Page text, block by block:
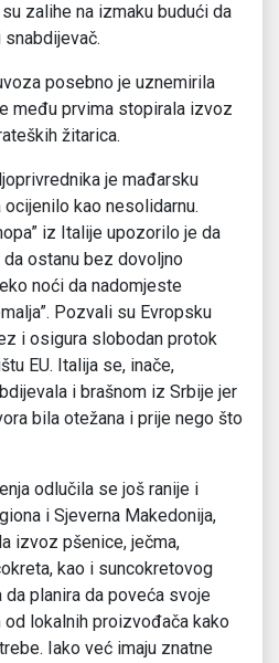
zalihe na izmaku budući da
snabdijevač.
posebno je uznemirila
među prvima stopirala izvoz
žitarica.
je mađarsku
kao nesolidarnu.
iz Italije upozorilo je da
ostanu bez dovoljno
noći da nadomjeste
Pozvali su Evropsku
i osigura slobodan protok
EU. Italija se, inače,
i brašnom iz Srbije jer
bila otežana i prije nego što
odlučila se još ranije i
i Sjeverna Makedonija,
izvoz pšenice, ječma,
kao i suncokretovog
da planira da poveća svoje
lokalnih proizvođača kako
Iako već imaju znatne